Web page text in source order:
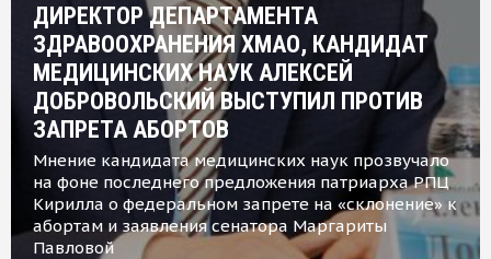
ДИРЕКТОР ДЕПАРТАМЕНТА
ЗДРАВООХРАНЕНИЯ ХМАО, КАНДИДАТ
МЕДИЦИНСКИХ НАУК АЛЕКСЕЙ
ДОБРОВОЛЬСКИЙ ВЫСТУПИЛ ПРОТИВ
ЗАПРЕТА АБОРТОВ
Мнение кандидата медицинских наук прозвучало
на фоне последнего предложения патриарха РПЦ
Кирилла о федеральном запрете на «склонение» к
абортам и заявления сенатора Маргариты
Павловой